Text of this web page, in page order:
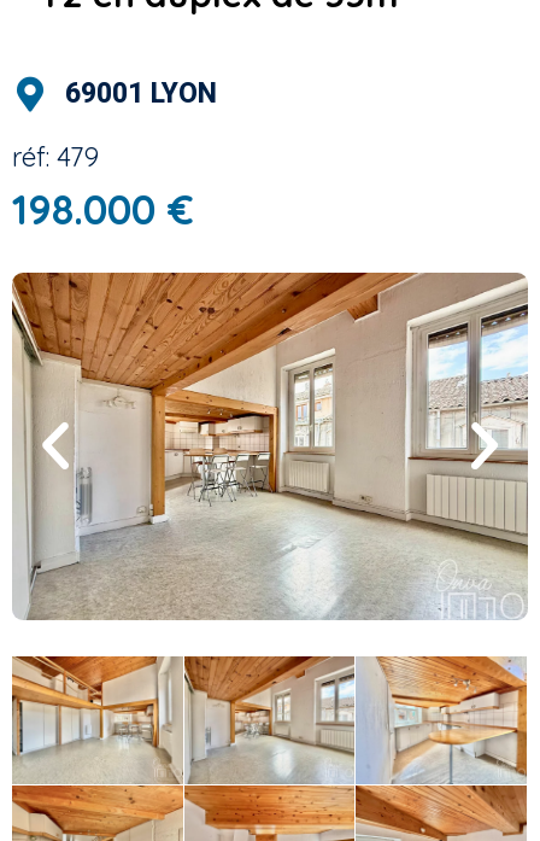
69001 LYON
réf: 479
198.000 €